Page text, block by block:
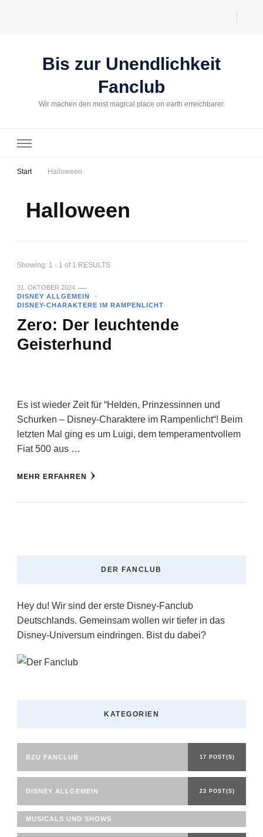
Bis zur Unendlichkeit
Fanclub
Wir machen den most magical place on earth erreichbarer.
Start Halloween
Halloween
Showing: 1 - 1 of 1 RESULTS
31. OKTOBER 2024
DISNEY ALLGEMEIN
DISNEY-CHARAKTERE IM RAMPENLICHT
Zero: Der leuchtende
Geisterhund
Es ist wieder Zeit für “Helden, Prinzessinnen und
Schurken – Disney-Charaktere im Rampenlicht“! Beim
letzten Mal ging es um Luigi, dem temperamentvollem
Fiat 500 aus …
MEHR ERFAHREN
DER FANCLUB
Hey du! Wir sind der erste Disney-Fanclub
Deutschlands. Gemeinsam wollen wir tiefer in das
Disney-Universum eindringen. Bist du dabei?
KATEGORIEN
BZU FANCLUB 17 POST(S)
DISNEY ALLGEMEIN 23 POST(S)
MUSICALS UND SHOWS